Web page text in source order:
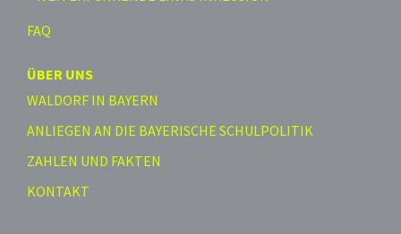
FAQ
ÜBER UNS
WALDORF IN BAYERN
ANLIEGEN AN DIE BAYERISCHE SCHULPOLITIK
ZAHLEN UND FAKTEN
KONTAKT